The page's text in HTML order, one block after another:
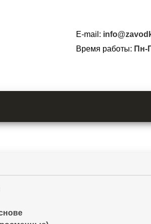
E-mail:
Время работы: Пн-